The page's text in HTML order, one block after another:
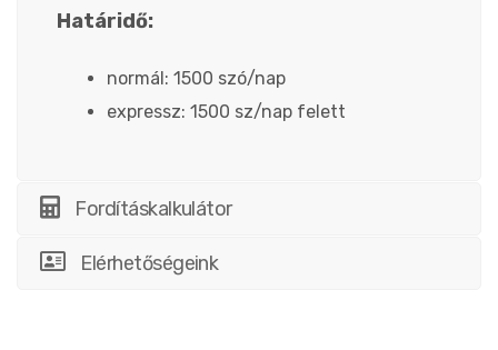
Határidő:
normál: 1500 szó/nap
expressz: 1500 sz/nap felett
Fordításkalkulátor
Elérhetőségeink